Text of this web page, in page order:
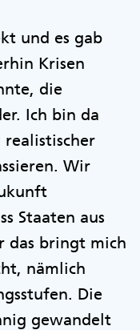
und es gab
Krisen
die
Ich bin da
Wir
Staaten aus
das bringt mich
nämlich
Die
gewandelt